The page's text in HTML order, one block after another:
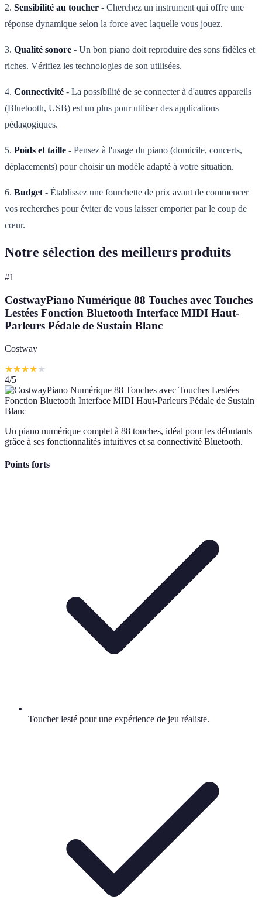
2. Sensibilité au toucher - Cherchez un instrument qui offre une
réponse dynamique selon la force avec laquelle vous jouez.
3. Qualité sonore - Un bon piano doit reproduire des sons fidèles et
riches. Vérifiez les technologies de son utilisées.
4. Connectivité - La possibilité de se connecter à d'autres appareils
(Bluetooth, USB) est un plus pour utiliser des applications
pédagogiques.
5. Poids et taille - Pensez à l'usage du piano (domicile, concerts,
déplacements) pour choisir un modèle adapté à votre situation.
6. Budget - Établissez une fourchette de prix avant de commencer
vos recherches pour éviter de vous laisser emporter par le coup de
cœur.
Notre sélection des meilleurs produits
#1
CostwayPiano Numérique 88 Touches avec Touches
Lestées Fonction Bluetooth Interface MIDI Haut-
Parleurs Pédale de Sustain Blanc
Costway
★★★★★
4/5
Un piano numérique complet à 88 touches, idéal pour les débutants
grâce à ses fonctionnalités intuitives et sa connectivité Bluetooth.
Points forts
Toucher lesté pour une expérience de jeu réaliste.